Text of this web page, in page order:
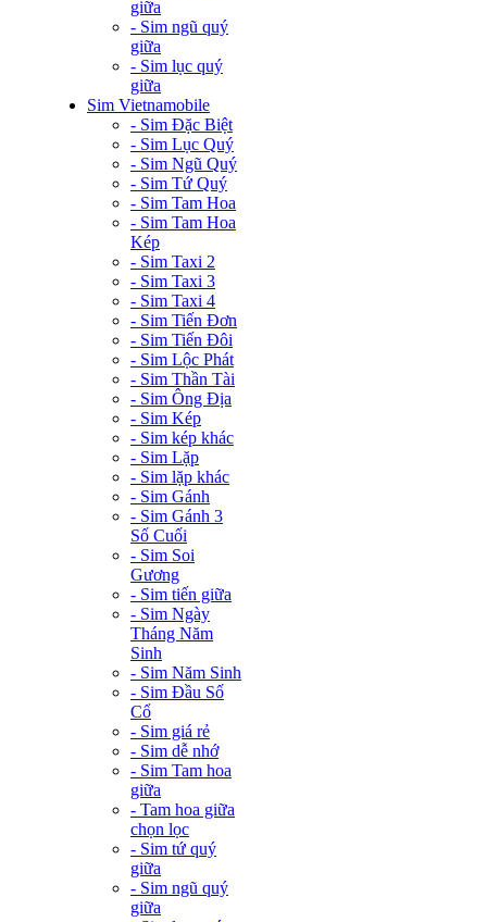
giữa
- Sim ngũ quý
giữa
- Sim lục quý
giữa
Sim Vietnamobile
- Sim Đặc Biệt
- Sim Lục Quý
- Sim Ngũ Quý
- Sim Tứ Quý
- Sim Tam Hoa
- Sim Tam Hoa
Kép
- Sim Taxi 2
- Sim Taxi 3
- Sim Taxi 4
- Sim Tiến Đơn
- Sim Tiến Đôi
- Sim Lộc Phát
- Sim Thần Tài
- Sim Ông Địa
- Sim Kép
- Sim kép khác
- Sim Lặp
- Sim lặp khác
- Sim Gánh
- Sim Gánh 3
Số Cuối
- Sim Soi
Gương
- Sim tiến giữa
- Sim Ngày
Tháng Năm
Sinh
- Sim Năm Sinh
- Sim Đầu Số
Cổ
- Sim giá rẻ
- Sim dễ nhớ
- Sim Tam hoa
giữa
- Tam hoa giữa
chọn lọc
- Sim tứ quý
giữa
- Sim ngũ quý
giữa